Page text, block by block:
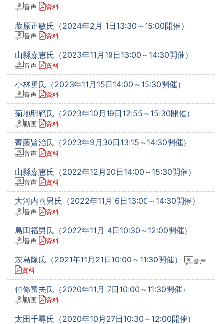
音声 資料
蔵原正敏氏（2024年2月 1日13:30～15:00開催）
音声 資料
山縣嘉恵氏（2023年11月19日13:00～14:30開催）
音声 資料
小林勇氏（2023年11月15日14:00～15:30開催）
音声 資料
菊地明範氏（2023年10月19日12:55～15:30開催）
動画 資料
齊藤賢治氏（2023年9月30日13:15～14:30開催）
音声 資料
山縣嘉恵氏（2022年12月20日14:00～15:30開催）
音声 資料
大河内喜男氏（2022年11月 6日13:00～14:30開催）
音声 資料
島田福男氏（2022年11月 4日10:30～12:00開催）
音声 資料
茨島隆氏（2021年11月21日10:00～11:30開催）
音声
資料
仲條富夫氏（2020年11月 7日10:00～11:30開催）
動画 資料
太田千尋氏（2020年10月27日10:30～12:00開催）